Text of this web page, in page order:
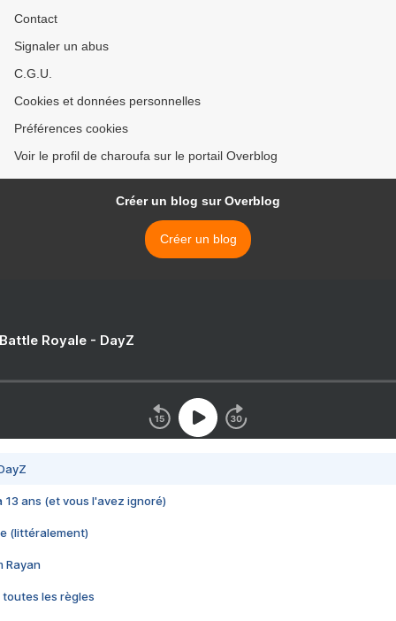
Contact
Signaler un abus
C.G.U.
Cookies et données personnelles
Préférences cookies
Voir le profil de charoufa sur le portail Overblog
Créer un blog sur Overblog
Créer un blog
Royale - DayZ
13 ans (et vous l'avez ignoré)
(littéralement)
Rayan
toutes les règles